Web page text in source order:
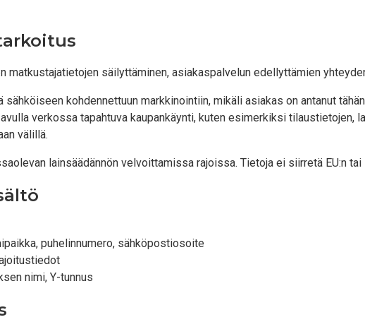
matkustajatietojen säilyttäminen, asiakaspalvelun edellyttämien
sähköiseen kohdennettuun markkinointiin, mikäli asiakas on antanut
verkossa tapahtuva kaupankäynti, kuten esimerkiksi
välillä.
lainsäädännön velvoittamissa rajoissa. Tietoja ei siirretä EU:n
puhelinnumero, sähköpostiosoite
nimi, Y-tunnus